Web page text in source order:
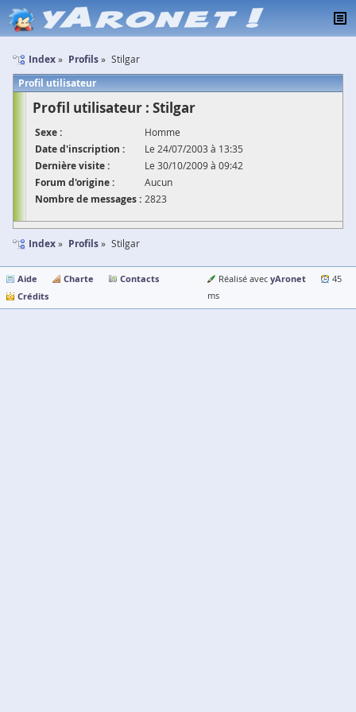
Index Profils Stilgar
Profil utilisateur
Profil utilisateur : Stilgar
Sexe : Homme
Date d'inscription : Le 24/07/2003 à 13:35
Dernière visite : Le 30/10/2009 à 09:42
Forum d'origine : Aucun
Nombre de messages : 2823
Index Profils Stilgar
Aide Charte
Contacts
Crédits
Réalisé avec yAronet
45
ms